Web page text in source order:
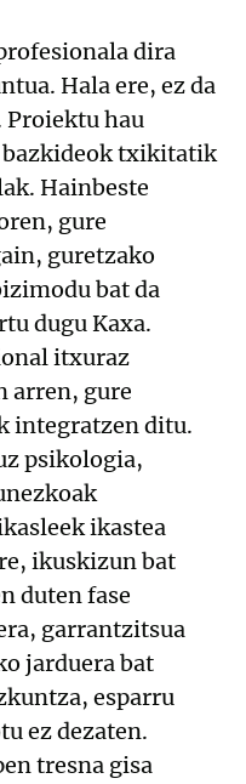
dira
Hala ere, ez da
Proiektu hau
txikitatik
Hainbeste
gure
guretzako
bat da
dugu Kaxa.
itxuraz
arren, gure
integratzen ditu.
psikologia,
ikastea
ikuskizun bat
duten fase
garrantzitsua
jarduera bat
esparru
ez dezaten.
tresna gisa